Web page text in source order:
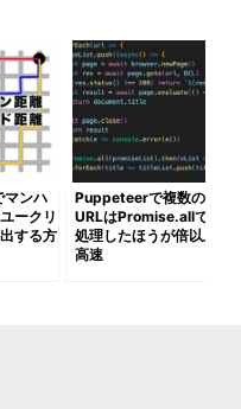
ンハ
ークリ
する方
Puppeteerで複数の
URLはPromise.allで
処理したほうが倍以上
高速